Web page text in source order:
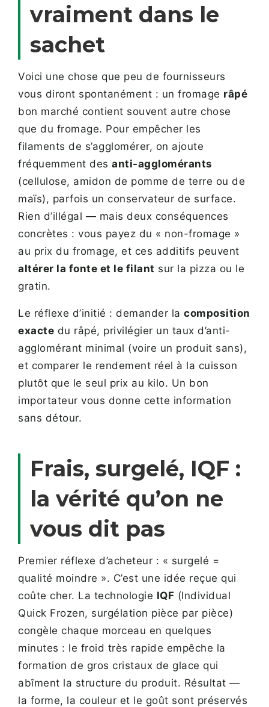
vraiment dans le
sachet
Voici une chose que peu de fournisseurs
vous diront spontanément : un fromage râpé
bon marché contient souvent autre chose
que du fromage. Pour empêcher les
filaments de s’agglomérer, on ajoute
fréquemment des anti-agglomérants
(cellulose, amidon de pomme de terre ou de
maïs), parfois un conservateur de surface.
Rien d’illégal — mais deux conséquences
concrètes : vous payez du « non-fromage »
au prix du fromage, et ces additifs peuvent
altérer la fonte et le filant sur la pizza ou le
gratin.
Le réflexe d’initié : demander la composition
exacte du râpé, privilégier un taux d’anti-
agglomérant minimal (voire un produit sans),
et comparer le rendement réel à la cuisson
plutôt que le seul prix au kilo. Un bon
importateur vous donne cette information
sans détour.
Frais, surgelé, IQF :
la vérité qu’on ne
vous dit pas
Premier réflexe d’acheteur : « surgelé =
qualité moindre ». C’est une idée reçue qui
coûte cher. La technologie IQF (Individual
Quick Frozen, surgélation pièce par pièce)
congèle chaque morceau en quelques
minutes : le froid très rapide empêche la
formation de gros cristaux de glace qui
abîment la structure du produit. Résultat —
la forme, la couleur et le goût sont préservés